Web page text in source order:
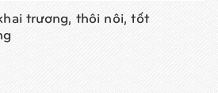
trương, thôi nôi, tốt